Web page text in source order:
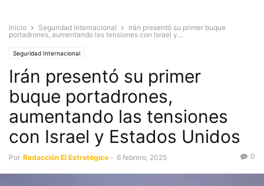
Inicio Seguridad Internacional
Irán presentó su primer buque
portadrones, aumentando las tensiones con Israel y...
Seguridad Internacional
Irán presentó su primer
buque portadrones,
aumentando las tensiones
con Israel y Estados Unidos
Por Redacción El Estratégico - 6 febrero, 2025 0